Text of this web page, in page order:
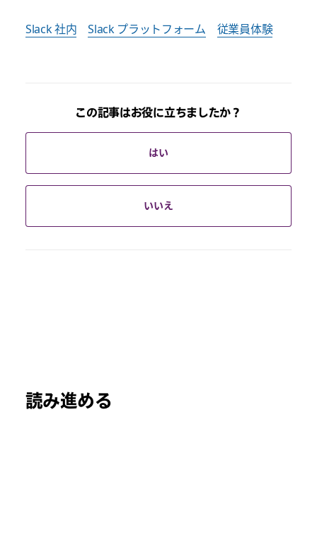
Slack 社内 Slack プラットフォーム 従業員体験
この記事はお役に立ちましたか？
はい
いいえ
読み進める